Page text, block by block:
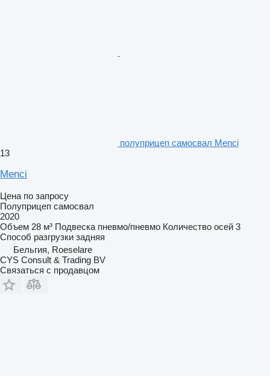
полуприцеп самосвал Menci
13
Menci
Цена по запросу
Полуприцеп самосвал
2020
Объем 28 м³ Подвеска пневмо/пневмо Количество осей 3
Способ разгрузки задняя
Бельгия, Roeselare
CYS Consult & Trading BV
Связаться с продавцом